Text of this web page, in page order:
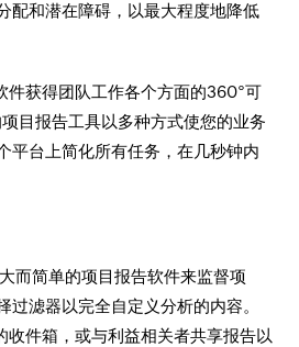
配和潜在障碍，以最大程度地降低
件获得团队工作各个方面的360°可
目报告工具以多种方式使您的业务
平台上简化所有任务，在几秒钟内
而简单的项目报告软件来监督项
过滤器以完全自定义分析的内容。
件箱，或与利益相关者共享报告以